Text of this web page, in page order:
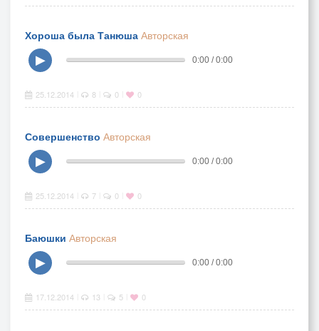
Хороша была Танюша Авторская
▶
0:00 / 0:00
25.12.2014 8 0 0
Совершенство Авторская
▶
0:00 / 0:00
25.12.2014 7 0 0
Баюшки Авторская
▶
0:00 / 0:00
17.12.2014 13 5 0